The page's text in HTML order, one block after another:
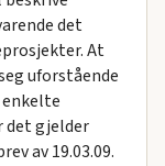
det
At
uforstående
det gjelder
av 19.03.09.